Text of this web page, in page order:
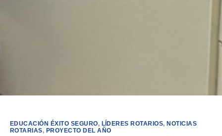
EDUCACIÓN ÉXITO SEGURO, LÍDERES ROTARIOS, NOTICIAS
ROTARIAS, PROYECTO DEL AÑO